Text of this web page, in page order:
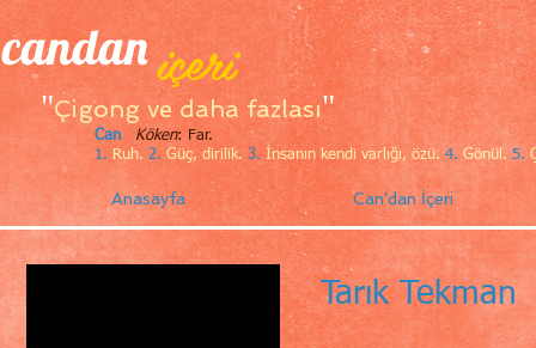
candaniçeri
Can Köken: Far.
1. Ruh. 2. Güç, dirilik. 3. İnsanın kendi varlığı, özü. 4. Gönül. 5.
"Çigong ve daha fazlası"
Anasayfa Can'dan İçeri
Tarık Tekman